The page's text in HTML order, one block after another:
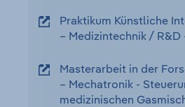
Praktikum Künstliche
– Medizintechnik / R&D
Masterarbeit in der
– Mechatronik -
medizinischen